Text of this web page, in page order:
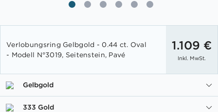
Anfang
der
Bildgalerie
Verlobungsring Gelbgold - 0.44 ct. Oval
- Modell N°3019, Seitenstein, Pavé
1.109 €
Inkl. MwSt.
Gelbgold
333 Gold